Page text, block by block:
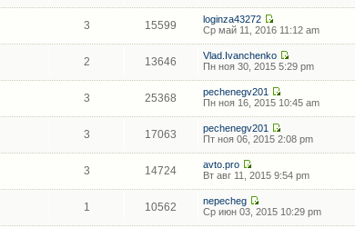
3 15599
loginza43272
Ср май 11, 2016 11:12 am
2 13646
Vlad.Ivanchenko
Пн ноя 30, 2015 5:29 pm
3 25368
pechenegv201
Пн ноя 16, 2015 10:45 am
3 17063
pechenegv201
Пт ноя 06, 2015 2:08 pm
3 14724
avto.pro
Вт авг 11, 2015 9:54 pm
1 10562
nepecheg
Ср июн 03, 2015 10:29 pm